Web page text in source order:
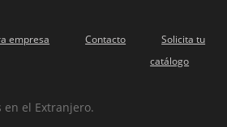
empresa Contacto
Solicita tu
catálogo
en el Extranjero.